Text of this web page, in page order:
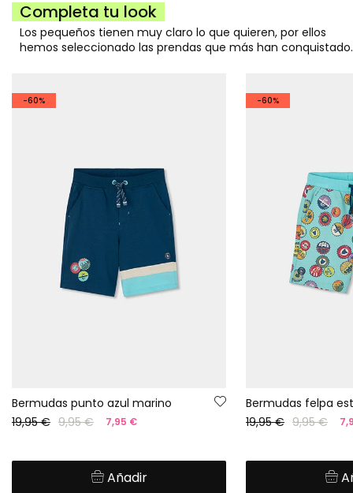
Completa tu look
Los pequeños tienen muy claro lo que quieren, por ellos
hemos seleccionado las prendas que más han conquistado.
-60%
Bermudas punto azul marino
19,95 € 9,95 € 7,95 €
Añadir
-60%
Bermudas felpa
19,95 € 9,95 €